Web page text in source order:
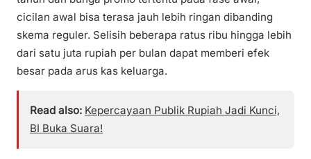
cicilan awal bisa terasa jauh lebih ringan dibanding
skema reguler. Selisih beberapa ratus ribu hingga lebih
dari satu juta rupiah per bulan dapat memberi efek
besar pada arus kas keluarga.
Read also: Kepercayaan Publik Rupiah Jadi Kunci,
BI Buka Suara!